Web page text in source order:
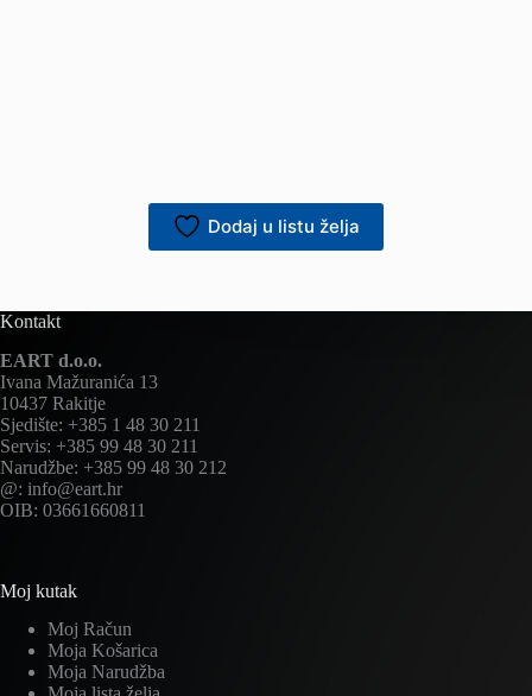
Dodaj u listu želja
Kontakt
EART d.o.o.
Ivana Mažuranića 13
10437 Rakitje
Sjedište: +385 1 48 30 211
Servis: +385 99 48 30 211
Narudžbe: +385 99 48 30 212
@: info@eart.hr
OIB: 03661660811
Moj kutak
Moj Račun
Moja Košarica
Moja Narudžba